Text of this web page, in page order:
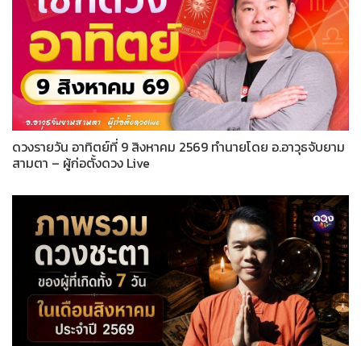
ดวงรายวัน อาทิตย์ที่ 9 สิงหาคม 2569 ทำนายโดย อ.อาวุธจับยาม
สามตา – ผู้ก่อตั้งดวง Live